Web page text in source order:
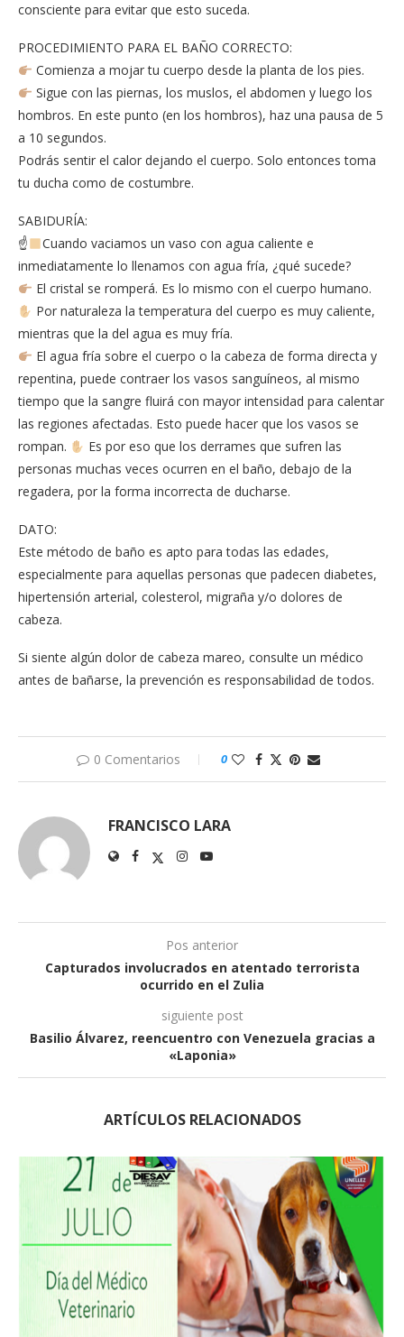
consciente para evitar que esto suceda.
PROCEDIMIENTO PARA EL BAÑO CORRECTO:
Comienza a mojar tu cuerpo desde la planta de los pies.
Sigue con las piernas, los muslos, el abdomen y luego los
hombros. En este punto (en los hombros), haz una pausa de 5
a 10 segundos.
Podrás sentir el calor dejando el cuerpo. Solo entonces toma
tu ducha como de costumbre.
SABIDURÍA:
☝
Cuando vaciamos un vaso con agua caliente e
inmediatamente lo llenamos con agua fría, ¿qué sucede?
El cristal se romperá. Es lo mismo con el cuerpo humano.
Por naturaleza la temperatura del cuerpo es muy caliente,
mientras que la del agua es muy fría.
El agua fría sobre el cuerpo o la cabeza de forma directa y
repentina, puede contraer los vasos sanguíneos, al mismo
tiempo que la sangre fluirá con mayor intensidad para calentar
las regiones afectadas. Esto puede hacer que los vasos se
rompan.
Es por eso que los derrames que sufren las
personas muchas veces ocurren en el baño, debajo de la
regadera, por la forma incorrecta de ducharse.
DATO:
Este método de baño es apto para todas las edades,
especialmente para aquellas personas que padecen diabetes,
hipertensión arterial, colesterol, migraña y/o dolores de
cabeza.
Si siente algún dolor de cabeza mareo, consulte un médico
antes de bañarse, la prevención es responsabilidad de todos.
0 Comentarios 0
FRANCISCO LARA
Pos anterior
Capturados involucrados en atentado terrorista
ocurrido en el Zulia
siguiente post
Basilio Álvarez, reencuentro con Venezuela gracias a
«Laponia»
ARTÍCULOS RELACIONADOS